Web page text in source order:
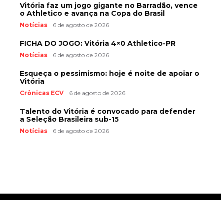
Vitória faz um jogo gigante no Barradão, vence
o Athletico e avança na Copa do Brasil
Notícias 6 de agosto de 2026
FICHA DO JOGO: Vitória 4×0 Athletico-PR
Notícias 6 de agosto de 2026
Esqueça o pessimismo: hoje é noite de apoiar o
Vitória
Crônicas ECV 6 de agosto de 2026
Talento do Vitória é convocado para defender
a Seleção Brasileira sub-15
Notícias 6 de agosto de 2026